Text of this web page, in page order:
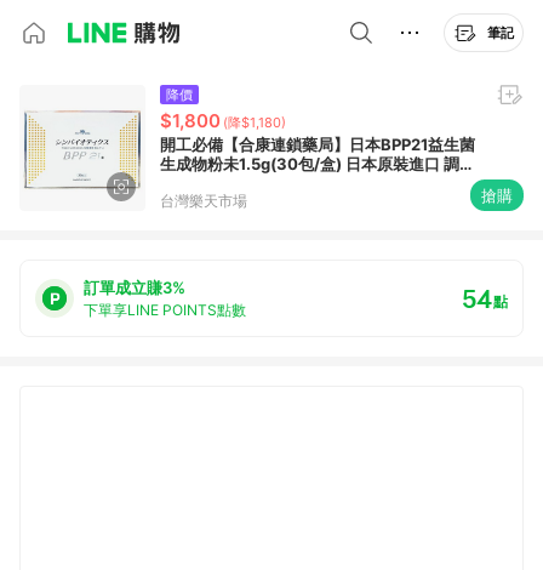
筆記
降價
$1,800 (降$1,180)
開工必備【合康連鎖藥局】日本BPP21益生菌
生成物粉未1.5g(30包/盒) 日本原裝進口 調整
台灣樂天市場 搶購
訂單成立賺3%
下單享LINE POINTS點數 54點